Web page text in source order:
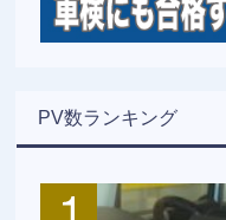
PV数ランキング